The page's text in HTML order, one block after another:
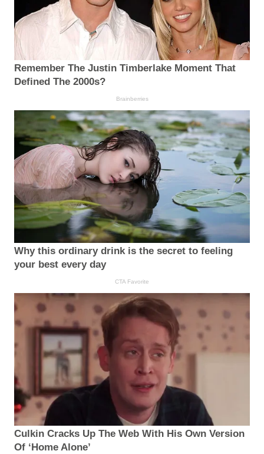
Remember The Justin Timberlake Moment That
Defined The 2000s?
Brainberries
Why this ordinary drink is the secret to feeling
your best every day
CTA Favorite
Culkin Cracks Up The Web With His Own Version
Of ‘Home Alone’